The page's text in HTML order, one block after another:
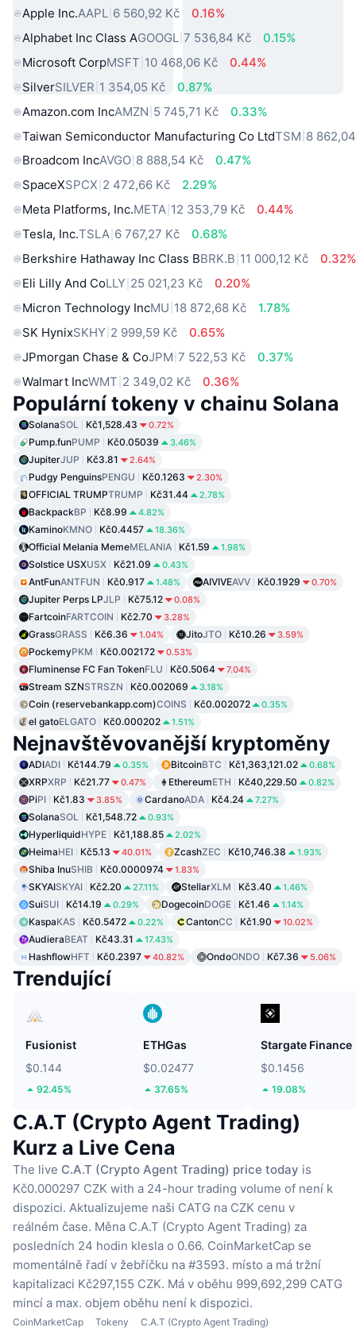
Apple Inc.AAPL 6 560,92 Kč
0.16%
Alphabet Inc Class AGOOGL 7 536,84 Kč
0.15%
Microsoft CorpMSFT 10 468,06 Kč
0.44%
SilverSILVER 1 354,05 Kč
0.87%
Amazon.com IncAMZN 5 745,71 Kč
0.33%
Taiwan Semiconductor Manufacturing Co LtdTSM 8
Broadcom IncAVGO 8 888,54 Kč
0.47%
SpaceXSPCX 2 472,66 Kč
2.29%
Meta Platforms, Inc.META 12 353,79 Kč
0.44%
Tesla, Inc.TSLA 6 767,27 Kč
0.68%
Berkshire Hathaway Inc Class BBRK.B 11 000,12 Kč
0.32%
Eli Lilly And CoLLY 25 021,23 Kč
0.20%
Micron Technology IncMU 18 872,68 Kč
1.78%
SK HynixSKHY 2 999,59 Kč
0.65%
JPmorgan Chase & CoJPM 7 522,53 Kč
0.37%
Walmart IncWMT 2 349,02 Kč 0.36%
Populární tokeny v chainu Solana
SolanaSOL Kč1,528.43 0.72%
Pump.funPUMP Kč0.05039 3.46%
JupiterJUP Kč3.81 2.64%
Pudgy PenguinsPENGU Kč0.1263 2.30%
OFFICIAL TRUMPTRUMP Kč31.44 2.78%
BackpackBP Kč8.99 4.82%
KaminoKMNO Kč0.4457 18.36%
Official Melania MemeMELANIA Kč1.59 1.98%
Solstice USXUSX Kč21.09 0.43%
AntFunANTFUN Kč0.917 1.48% AIVIVEAVV Kč0.1929 0.70%
Jupiter Perps LPJLP Kč75.12 0.08%
FartcoinFARTCOIN Kč2.70 3.28%
GrassGRASS Kč6.36 1.04% JitoJTO Kč10.26 3.59%
PockemyPKM Kč0.002172 0.53%
Fluminense FC Fan TokenFLU Kč0.5064 7.04%
Stream SZNSTRSZN Kč0.002069 3.18%
Coin (reservebankapp.com)COINS Kč0.002072 0.35%
el gatoELGATO Kč0.000202 1.51%
Nejnavštěvovanější kryptoměny
ADIADI Kč144.79 0.35% BitcoinBTC Kč1,363,121.02 0.68%
XRPXRP Kč21.77 0.47% EthereumETH Kč40,229.50 0.82%
PiPI Kč1.83 3.85% CardanoADA Kč4.24 7.27%
SolanaSOL Kč1,548.72 0.93%
HyperliquidHYPE Kč1,188.85 2.02%
HeimaHEI Kč5.13 40.01% ZcashZEC Kč10,746.38 1.93%
Shiba InuSHIB Kč0.0000974 1.83%
SKYAISKYAI Kč2.20 27.11% StellarXLM Kč3.40 1.46%
SuiSUI Kč14.19 0.29% DogecoinDOGE Kč1.46 1.14%
KaspaKAS Kč0.5472 0.22% CantonCC Kč1.90 10.02%
AudieraBEAT Kč43.31 17.43%
HashflowHFT Kč0.2397 40.82% OndoONDO Kč7.36 5.06%
Trendující
Fusionist
$0.144
92.45%
ETHGas
$0.02477
37.65%
Stargate Finance
$0.1456
19.08%
C.A.T (Crypto Agent Trading)
Kurz a Live Cena
The live C.A.T (Crypto Agent Trading) price today is
Kč0.000297 CZK with a 24-hour trading volume of není k
dispozici. Aktualizujeme naši CATG na CZK cenu v
reálném čase. Měna C.A.T (Crypto Agent Trading) za
posledních 24 hodin klesla o 0.66. CoinMarketCap se
momentálně řadí v žebříčku na #3593. místo a má tržní
kapitalizaci Kč297,155 CZK. Má v oběhu 999,692,299 CATG
mincí a max. objem oběhu není k dispozici.
CoinMarketCap Tokeny C.A.T (Crypto Agent Trading)